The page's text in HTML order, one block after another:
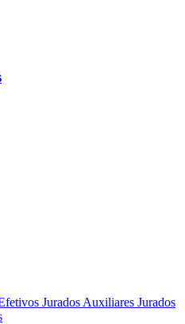
Jurados Auxiliares Jurados